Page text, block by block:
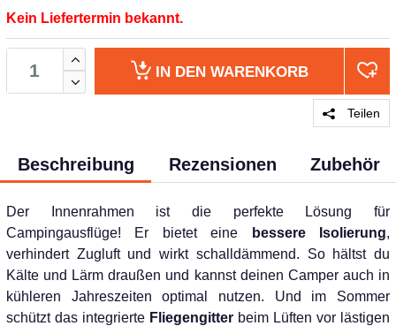
Kein Liefertermin bekannt.
IN DEN WARENKORB
Teilen
Beschreibung Rezensionen Zubehör
Der Innenrahmen ist die perfekte Lösung für
Campingausflüge! Er bietet eine
bessere Isolierung,
verhindert Zugluft und wirkt schalldämmend. So hältst du
Kälte und Lärm draußen und kannst deinen Camper auch in
kühleren Jahreszeiten optimal nutzen. Und im Sommer
schützt das integrierte Fliegengitter beim Lüften vor lästigen